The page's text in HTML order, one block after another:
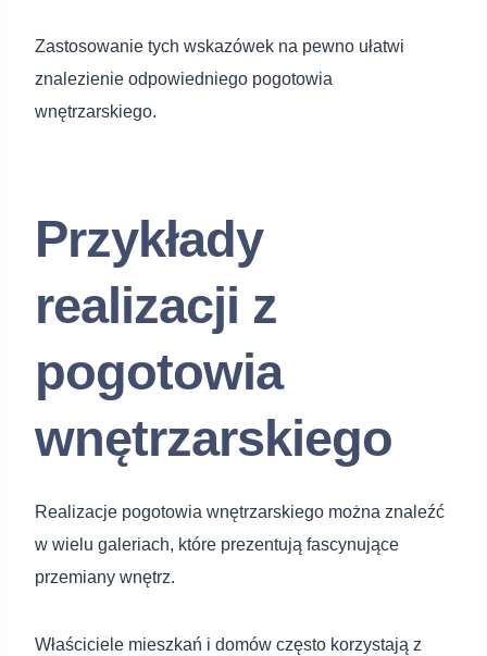
Zastosowanie tych wskazówek na pewno ułatwi
znalezienie odpowiedniego pogotowia
wnętrzarskiego.
Przykłady
realizacji z
pogotowia
wnętrzarskiego
Realizacje pogotowia wnętrzarskiego można znaleźć
w wielu galeriach, które prezentują fascynujące
przemiany wnętrz.
Właściciele mieszkań i domów często korzystają z